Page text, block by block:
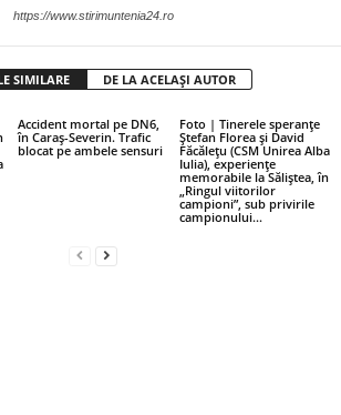
https://www.stirimuntenia24.ro
SIMILARE DE LA ACELAȘI AUTOR
Accident mortal pe DN6,
în Caraș-Severin. Trafic
blocat pe ambele sensuri
Foto | Tinerele speranțe
Ștefan Florea și David
Făcălețu (CSM Unirea Alba
Iulia), experiențe
memorabile la Săliștea, în
„Ringul viitorilor
campioni”, sub privirile
campionului...